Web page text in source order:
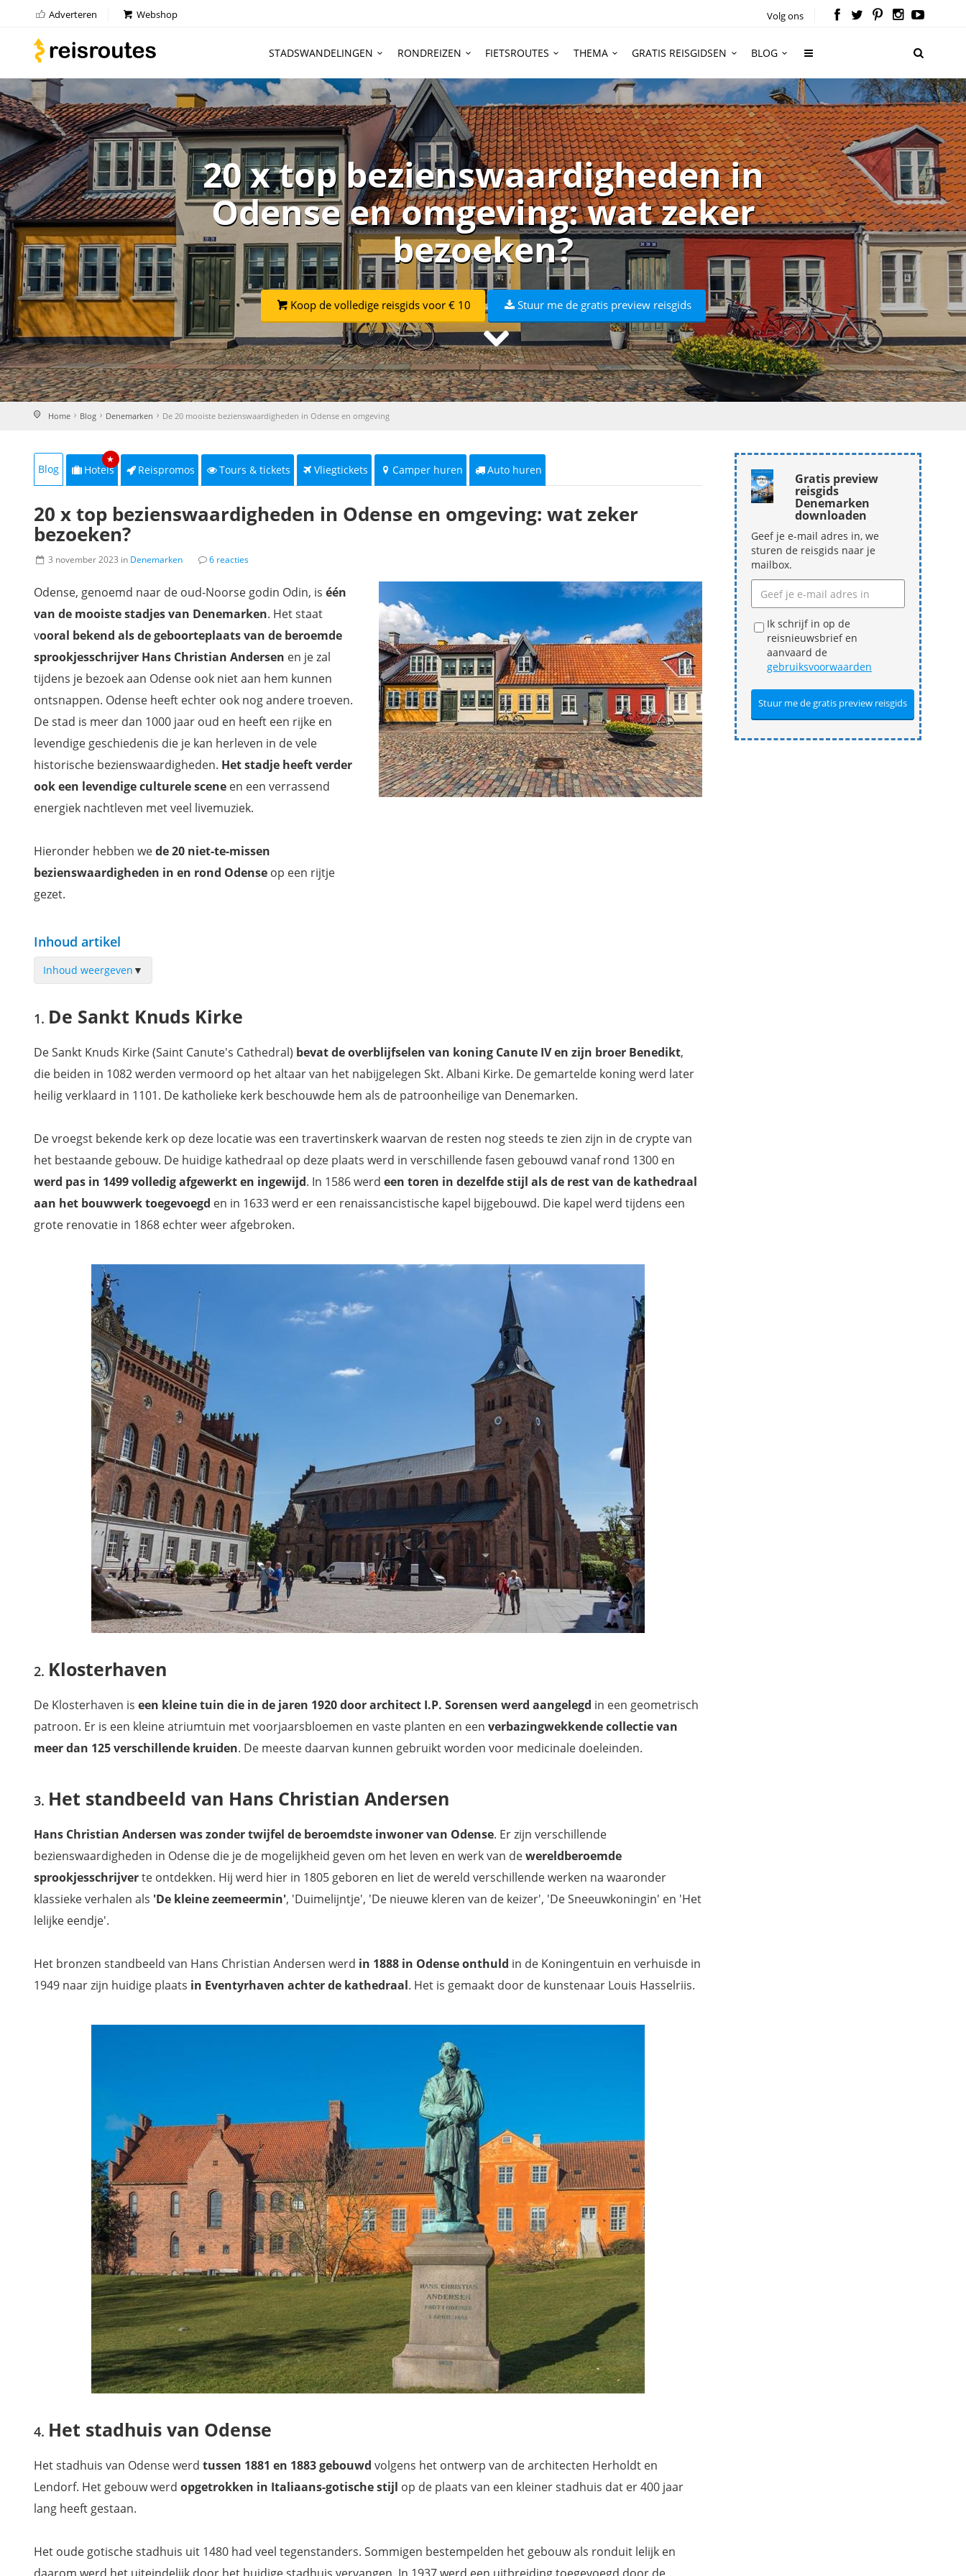
Adverteren Webshop Volg ons
STADSWANDELINGEN RONDREIZEN FIETSROUTES THEMA GRATIS REISGIDSEN BLOG
20 x top bezienswaardigheden in
Odense en omgeving: wat zeker
bezoeken?
Koop de volledige reisgids voor € 10 Stuur me de gratis preview reisgids
Home Blog Denemarken De 20 mooiste bezienswaardigheden in Odense en omgeving
Blog Hotels
★
Reispromos Tours & tickets Vliegtickets Camper huren Auto huren
20 x top bezienswaardigheden in Odense en omgeving: wat zeker
bezoeken?
3 november 2023 in Denemarken 6 reacties
Odense, genoemd naar de oud-Noorse godin Odin, is één
van de mooiste stadjes van Denemarken. Het staat
vooral bekend als de geboorteplaats van de beroemde
sprookjesschrijver Hans Christian Andersen en je zal
tijdens je bezoek aan Odense ook niet aan hem kunnen
ontsnappen. Odense heeft echter ook nog andere troeven.
De stad is meer dan 1000 jaar oud en heeft een rijke en
levendige geschiedenis die je kan herleven in de vele
historische bezienswaardigheden. Het stadje heeft verder
ook een levendige culturele scene en een verrassend
energiek nachtleven met veel livemuziek.
Hieronder hebben wede 20 niet-te-missen
bezienswaardigheden in en rond Odense op een rijtje
gezet.
Inhoud artikel
Inhoud weergeven ▼
Klosterhaven
Het stadhuis van Odense
Odense Bys Museum
Hans Christian Andersen Museum
Hans Christian Andersen Hus
Brandts Museum
Brandts Passage
Munke Mose Park
Het ouderlijk huis van Hans Christian Andersen
Een boottocht over de rivier maken
The Funen Village
Het landhuis Sanderumgaard
Ladby Viking Museum
Funky Monkey Park
Filmpje: de hoogtepunten van Odense
Download onze reisgids Denemarken
De Sankt Knuds Kirke
De Sankt Knuds Kirke (Saint Canute's Cathedral) bevat de overblijfselen van koning Canute IV en zijn broer Benedikt,
die beiden in 1082 werden vermoord op het altaar van het nabijgelegen Skt. Albani Kirke. De gemartelde koning werd later
heilig verklaard in 1101. De katholieke kerk beschouwde hem als de patroonheilige van Denemarken.
De vroegst bekende kerk op deze locatie was een travertinskerk waarvan de resten nog steeds te zien zijn in de crypte van
het bestaande gebouw. De huidige kathedraal op deze plaats werd in verschillende fasen gebouwd vanaf rond 1300 en
werd pas in 1499 volledig afgewerkt en ingewijd. In 1586 werd een toren in dezelfde stijl als de rest van de kathedraal
aan het bouwwerk toegevoegd en in 1633 werd er een renaissancistische kapel bijgebouwd. Die kapel werd tijdens een
grote renovatie in 1868 echter weer afgebroken.
Klosterhaven
De Klosterhaven is een kleine tuin die in de jaren 1920 door architect I.P. Sorensen werd aangelegd in een geometrisch
patroon. Er is een kleine atriumtuin met voorjaarsbloemen en vaste planten en een verbazingwekkende collectie van
meer dan 125 verschillende kruiden. De meeste daarvan kunnen gebruikt worden voor medicinale doeleinden.
Het standbeeld van Hans Christian Andersen
Hans Christian Andersen was zonder twijfel de beroemdste inwoner van Odense. Er zijn verschillende
bezienswaardigheden in Odense die je de mogelijkheid geven om het leven en werk van dewereldberoemde
sprookjesschrijverte ontdekken. Hij werd hier in 1805 geboren en liet de wereld verschillende werken na waaronder
klassieke verhalen als 'De kleine zeemeermin', 'Duimelijntje', 'De nieuwe kleren van de keizer', 'De Sneeuwkoningin' en 'Het
lelijke eendje'.
Het bronzen standbeeld van Hans Christian Andersen werd in 1888 in Odense onthuld in de Koningentuin en verhuisde in
1949 naar zijn huidige plaats in Eventyrhaven achter de kathedraal. Het is gemaakt door de kunstenaar Louis Hasselriis.
Het stadhuis van Odense
Het stadhuis van Odense werd tussen 1881 en 1883 gebouwd volgens het ontwerp van de architecten Herholdt en
Lendorf. Het gebouw werd opgetrokken in Italiaans-gotische stijl op de plaats van een kleiner stadhuis dat er 400 jaar
lang heeft gestaan.
Het oude gotische stadhuis uit 1480 had veel tegenstanders. Sommigen bestempelden het gebouw als ronduit lelijk en
Gratis preview
reisgids
Denemarken
downloaden
Geef je e-mail adres in, we
sturen de reisgids naar je
mailbox.
Ik schrijf in op de
reisnieuwsbrief en
aanvaard de
gebruiksvoorwaarden